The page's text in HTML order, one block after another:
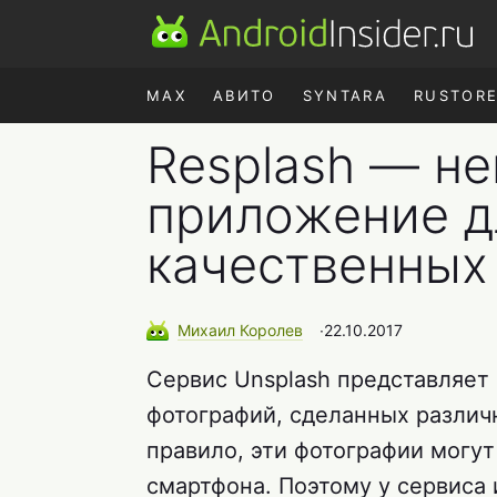
MAX АВИТО SYNTARA
Resplash —
приложение
Михаил Королев ∙22.10.2017
Сервис Unsplash
фотографий, сделанных
правило, эти фотографии
смартфона. Поэтому у